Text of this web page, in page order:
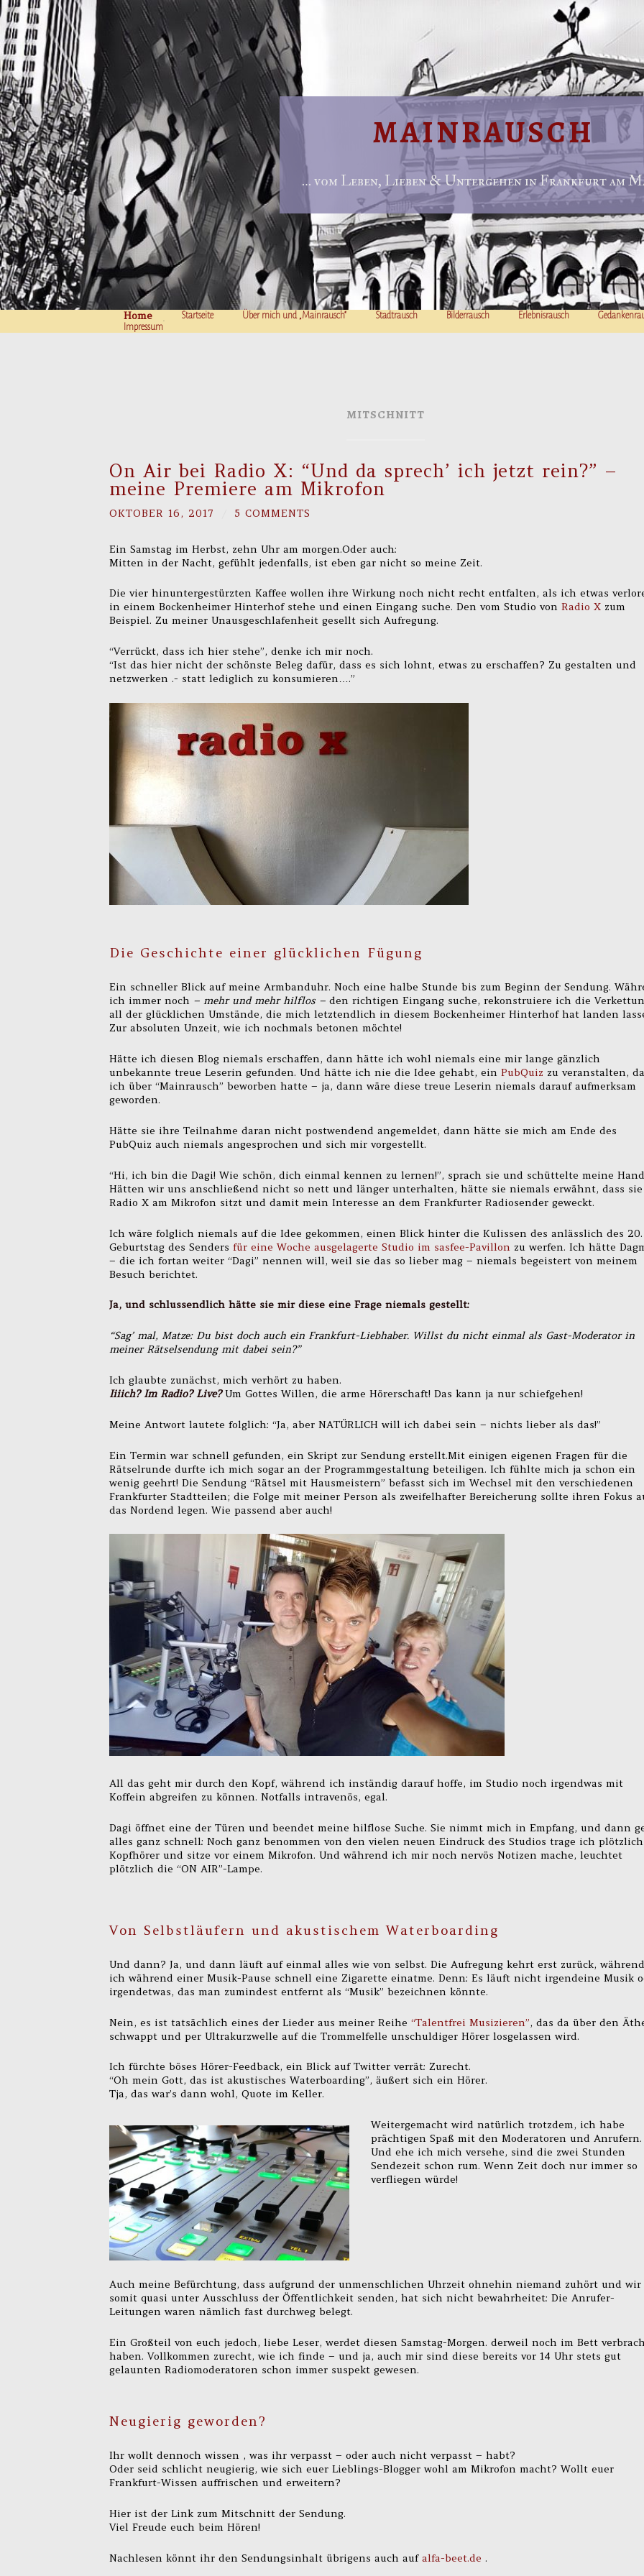
MAINRAUSCH
… vom Leben, Lieben & Untergehen in Frankfurt am
Home Startseite Über mich und „Mainrausch“ Stadtrausch Bilderrausch Erlebnisrausch
Impressum
MITSCHNITT
On Air bei Radio X: “Und da sprech’ ich jetzt rein?” –
meine Premiere am Mikrofon
OKTOBER 16, 2017 5 COMMENTS
Ein Samstag im Herbst, zehn Uhr am morgen.Oder auch:
Mitten in der Nacht, gefühlt jedenfalls, ist eben gar nicht so meine Zeit.
Die vier hinuntergestürzten Kaffee wollen ihre Wirkung noch nicht recht entfalten, als ich etwas
in einem Bockenheimer Hinterhof stehe und einen Eingang suche. Den vom Studio von Radio X zum
Beispiel. Zu meiner Unausgeschlafenheit gesellt sich Aufregung.
“Verrückt, dass ich hier stehe”, denke ich mir noch.
“Ist das hier nicht der schönste Beleg dafür, dass es sich lohnt, etwas zu erschaffen? Zu gestalten und
netzwerken .- statt lediglich zu konsumieren….”
Die Geschichte einer glücklichen Fügung
Ein schneller Blick auf meine Armbanduhr. Noch eine halbe Stunde bis zum Beginn der Sendung.
ich immer noch – mehr und mehr hilflos – den richtigen Eingang suche, rekonstruiere ich die
all der glücklichen Umstände, die mich letztendlich in diesem Bockenheimer Hinterhof hat landen
Zur absoluten Unzeit, wie ich nochmals betonen möchte!
Hätte ich diesen Blog niemals erschaffen, dann hätte ich wohl niemals eine mir lange gänzlich
unbekannte treue Leserin gefunden. Und hätte ich nie die Idee gehabt, ein PubQuiz zu veranstalten,
ich über “Mainrausch” beworben hatte – ja, dann wäre diese treue Leserin niemals darauf aufmerksam
geworden.
Hätte sie ihre Teilnahme daran nicht postwendend angemeldet, dann hätte sie mich am Ende des
PubQuiz auch niemals angesprochen und sich mir vorgestellt.
“Hi, ich bin die Dagi! Wie schön, dich einmal kennen zu lernen!”, sprach sie und schüttelte meine
Hätten wir uns anschließend nicht so nett und länger unterhalten, hätte sie niemals erwähnt, dass
Radio X am Mikrofon sitzt und damit mein Interesse an dem Frankfurter Radiosender geweckt.
Ich wäre folglich niemals auf die Idee gekommen, einen Blick hinter die Kulissen des anlässlich des 20.
Geburtstag des Senders für eine Woche ausgelagerte Studio im sasfee-Pavillon zu werfen. Ich hätte
– die ich fortan weiter “Dagi” nennen will, weil sie das so lieber mag – niemals begeistert von meinem
Besuch berichtet.
Ja, und schlussendlich hätte sie mir diese eine Frage niemals gestellt:
“Sag’ mal, Matze: Du bist doch auch ein Frankfurt-Liebhaber. Willst du nicht einmal als Gast-Moderator in
meiner Rätselsendung mit dabei sein?”
Ich glaubte zunächst, mich verhört zu haben.
Iiiich? Im Radio? Live?Um Gottes Willen, die arme Hörerschaft! Das kann ja nur schiefgehen!
Meine Antwort lautete folglich: “Ja, aber NATÜRLICH will ich dabei sein – nichts lieber als das!”
Ein Termin war schnell gefunden, ein Skript zur Sendung erstellt.Mit einigen eigenen Fragen für die
Rätselrunde durfte ich mich sogar an der Programmgestaltung beteiligen. Ich fühlte mich ja schon ein
wenig geehrt! Die Sendung “Rätsel mit Hausmeistern” befasst sich im Wechsel mit den verschiedenen
Frankfurter Stadtteilen; die Folge mit meiner Person als zweifelhafter Bereicherung sollte ihren Fokus
das Nordend legen. Wie passend aber auch!
All das geht mir durch den Kopf, während ich inständig darauf hoffe, im Studio noch irgendwas mit
Koffein abgreifen zu können. Notfalls intravenös, egal.
Dagi öffnet eine der Türen und beendet meine hilflose Suche. Sie nimmt mich in Empfang, und dann
alles ganz schnell: Noch ganz benommen von den vielen neuen Eindruck des Studios trage ich plötzlich
Kopfhörer und sitze vor einem Mikrofon. Und während ich mir noch nervös Notizen mache, leuchtet
plötzlich die “ON AIR”-Lampe.
Von Selbstläufern und akustischem Waterboarding
Und dann? Ja, und dann läuft auf einmal alles wie von selbst. Die Aufregung kehrt erst zurück, während
ich während einer Musik-Pause schnell eine Zigarette einatme. Denn: Es läuft nicht irgendeine Musik
irgendetwas, das man zumindest entfernt als “Musik” bezeichnen könnte.
Nein, es ist tatsächlich eines der Lieder aus meiner Reihe “Talentfrei Musizieren”, das da über den
schwappt und per Ultrakurzwelle auf die Trommelfelle unschuldiger Hörer losgelassen wird.
Ich fürchte böses Hörer-Feedback, ein Blick auf Twitter verrät: Zurecht.
“Oh mein Gott, das ist akustisches Waterboarding”, äußert sich ein Hörer.
Tja, das war’s dann wohl, Quote im Keller.
Weitergemacht wird natürlich trotzdem, ich habe
prächtigen Spaß mit den Moderatoren und Anrufern.
Und ehe ich mich versehe, sind die zwei Stunden
Sendezeit schon rum. Wenn Zeit doch nur immer so
verfliegen würde!
Auch meine Befürchtung, dass aufgrund der unmenschlichen Uhrzeit ohnehin niemand zuhört und wir
somit quasi unter Ausschluss der Öffentlichkeit senden, hat sich nicht bewahrheitet: Die Anrufer-
Leitungen waren nämlich fast durchweg belegt.
Ein Großteil von euch jedoch, liebe Leser, werdet diesen Samstag-Morgen. derweil noch im Bett
haben. Vollkommen zurecht, wie ich finde – und ja, auch mir sind diese bereits vor 14 Uhr stets gut
gelaunten Radiomoderatoren schon immer suspekt gewesen.
Neugierig geworden?
Ihr wollt dennoch wissen , was ihr verpasst – oder auch nicht verpasst – habt?
Oder seid schlicht neugierig, wie sich euer Lieblings-Blogger wohl am Mikrofon macht? Wollt euer
Frankfurt-Wissen auffrischen und erweitern?
Hier ist der Link zum Mitschnitt der Sendung.
Viel Freude euch beim Hören!
Nachlesen könnt ihr den Sendungsinhalt übrigens auch auf alfa-beet.de .